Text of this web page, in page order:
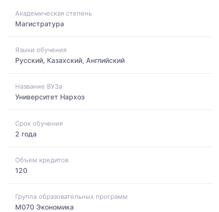
Академическая степень
Магистратура
Языки обучения
Русский, Казахский, Английский
Название ВУЗа
Университет Нархоз
Срок обучения
2 года
Объем кредитов
120
Группа образовательных программ
M070 Экономика